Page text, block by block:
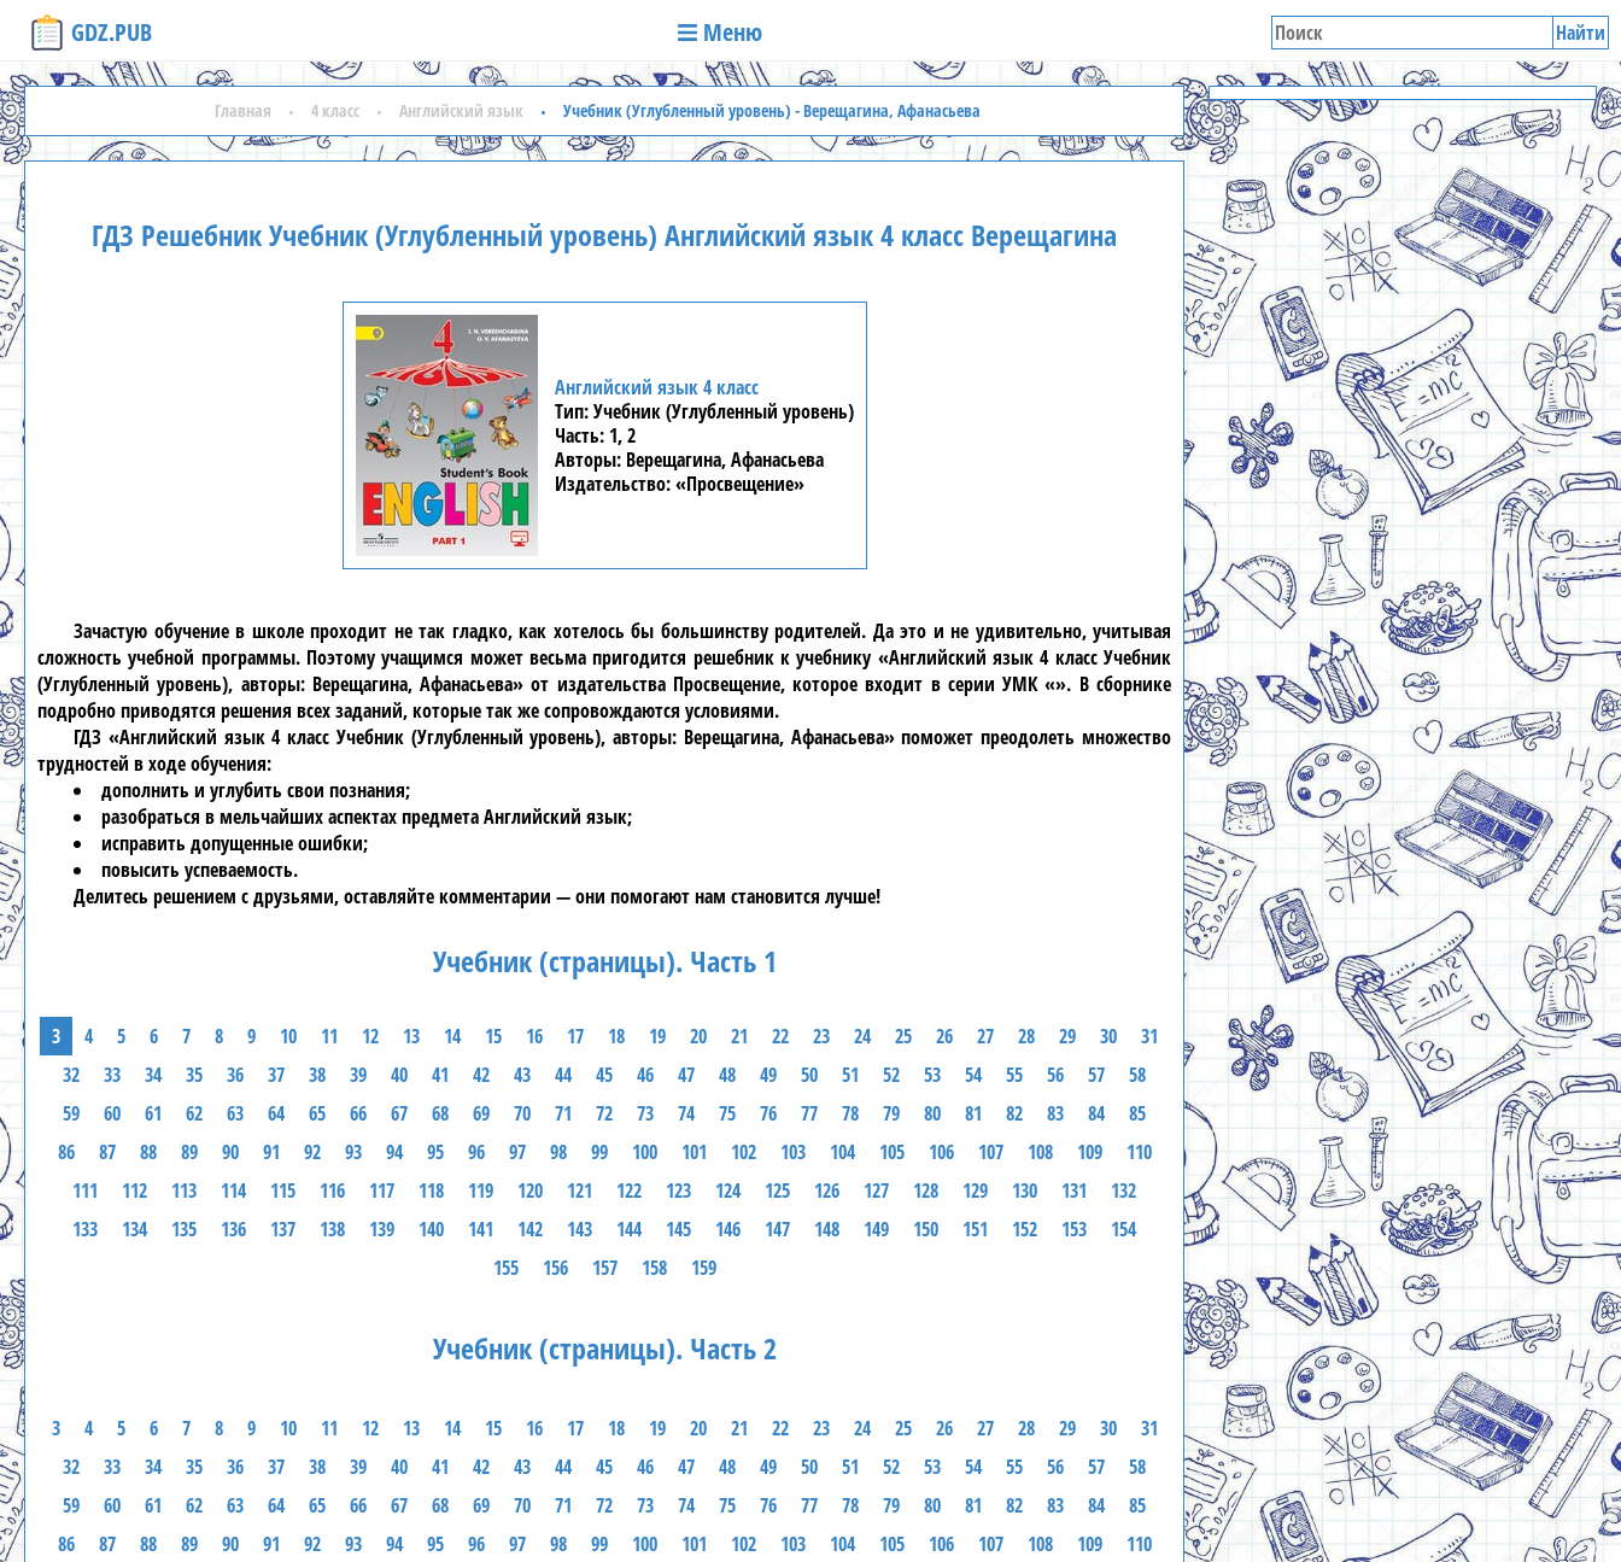
GDZ.PUB Меню Найти
Главная 4 класс Английский язык Учебник (Углубленный уровень) - Верещагина, Афанасьева
ГДЗ Решебник Учебник (Углубленный уровень) Английский язык 4 класс Верещагина
Английский язык 4 класс
Учебник (Углубленный уровень)
1, 2
Верещагина, Афанасьева
«Просвещение»
Зачастую обучение в школе проходит не так гладко, как хотелось бы большинству родителей. Да это и не удивительно, учитывая
сложность учебной программы. Поэтому учащимся может весьма пригодится решебник к учебнику «Английский язык 4 класс Учебник
(Углубленный уровень), авторы: Верещагина, Афанасьева» от издательства Просвещение, которое входит в серии УМК «». В сборнике
подробно приводятся решения всех заданий, которые так же сопровождаются условиями.
ГДЗ «Английский язык 4 класс Учебник (Углубленный уровень), авторы: Верещагина, Афанасьева» поможет преодолеть множество
трудностей в ходе обучения:
дополнить и углубить свои познания;
разобраться в мельчайших аспектах предмета Английский язык;
исправить допущенные ошибки;
повысить успеваемость.
Делитесь решением с друзьями, оставляйте комментарии — они помогают нам становится лучше!
Учебник (страницы). Часть 1
3 4 5 6 7 8 9 10 11 12 13 14 15 16 17 18 19 20 21 22 23 24 25 26 27 28 29 30
31
32
33 34 35 36 37 38 39 40 41 42 43 44 45 46 47 48 49 50 51 52 53 54 55 56 57
58
59
60 61 62 63 64 65 66 67 68 69 70 71 72 73 74 75 76 77 78 79 80 81 82 83 84
85
86
87 88 89 90 91 92 93 94 95 96 97 98 99 100 101 102 103 104 105 106 107 108 109
110
111
112 113 114 115 116 117 118 119 120 121 122 123 124 125 126 127 128 129 130 131
132
133
134 135 136 137 138 139 140 141 142 143 144 145 146 147 148 149 150 151 152 153
154
155
156 157 158 159
Учебник (страницы). Часть 2
3 4 5 6 7 8 9 10 11 12 13 14 15 16 17 18 19 20 21 22 23 24 25 26 27 28 29 30
31
32
33 34 35 36 37 38 39 40 41 42 43 44 45 46 47 48 49 50 51 52 53 54 55 56 57
58
59
60 61 62 63 64 65 66 67 68 69 70 71 72 73 74 75 76 77 78 79 80 81 82 83 84
85
86
87 88 89 90 91 92 93 94 95 96 97 98 99 100 101 102 103 104 105 106 107 108 109
110